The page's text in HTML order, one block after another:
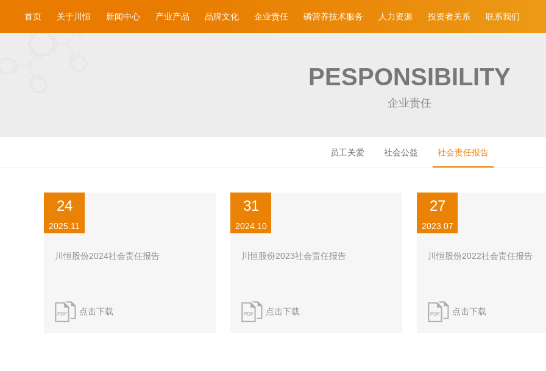
首页 关于川恒 新闻中心 产业产品 品牌文化 企业责任 磷营养技术服务 人力资源 投资者关系 联系我们
PESPONSIBILITY
企业责任
员工关爱 社会公益 社会责任报告
24
2025.11
川恒股份2024社会责任报告
点击下载
31
2024.10
川恒股份2023社会责任报告
点击下载
27
2023.07
川恒股份2022社会责任报告
点击下载